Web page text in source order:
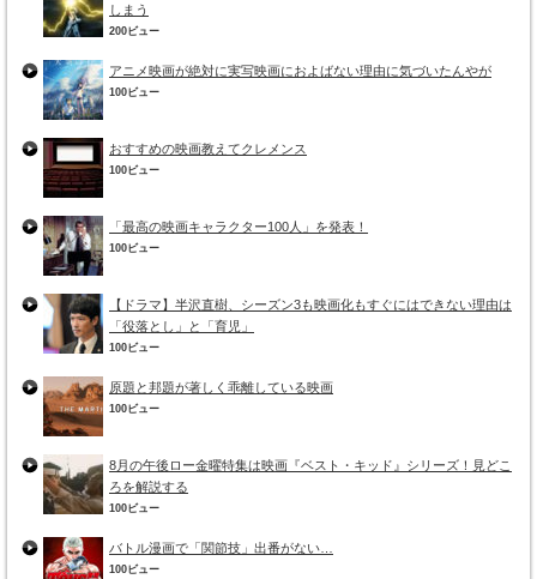
しまう
200ビュー
アニメ映画が絶対に実写映画におよばない理由に気づいたんやが
100ビュー
おすすめの映画教えてクレメンス
100ビュー
「最高の映画キャラクター100人」を発表！
100ビュー
【ドラマ】半沢直樹、シーズン3も映画化もすぐにはできない理由は
「役落とし」と「育児」
100ビュー
原題と邦題が著しく乖離している映画
100ビュー
8月の午後ロー金曜特集は映画『ベスト・キッド』シリーズ！見どこ
ろを解説する
100ビュー
バトル漫画で「関節技」出番がない…
100ビュー